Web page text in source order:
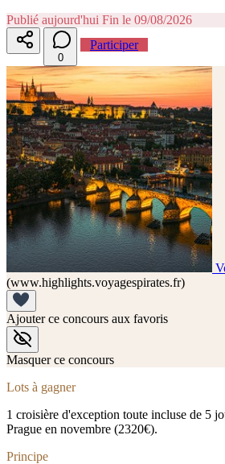
Publié aujourd'hui Fin le 09/08/2026
0
Participer
(www.highlights.voyagespirates.fr)
Ajouter ce concours aux favoris
Masquer ce concours
Lots à gagner
1 croisière d'exception toute incluse de 5
Prague en novembre (2320€).
Principe